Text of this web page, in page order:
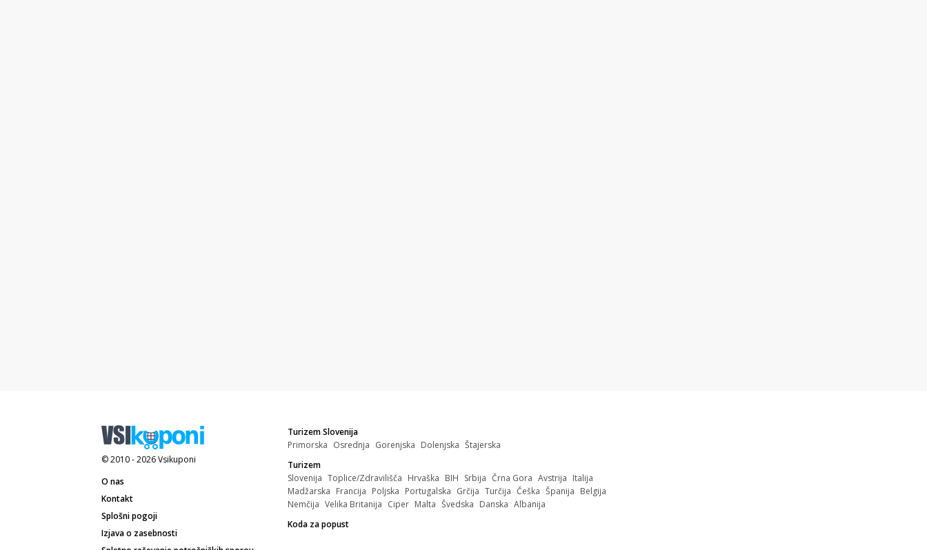
© 2010 - 2026Vsikuponi
O nas
Kontakt
Splošni pogoji
Izjava o zasebnosti
Turizem Slovenija
Primorska Osrednja Gorenjska Dolenjska Štajerska
Turizem
Slovenija Toplice/Zdravilišča Hrvaška BIH Srbija Črna Gora Avstrija Italija
Madžarska Francija Poljska Portugalska Grčija Turčija Češka Španija Belgija
Nemčija Velika Britanija Ciper Malta Švedska Danska Albanija
Koda za popust